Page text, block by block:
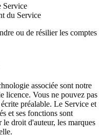
Service
du Service
ou de résilier les comptes
associée sont notre
licence. Vous ne pouvez pas
préalable. Le Service et
et ses fonctions sont
le droit d'auteur, les marques